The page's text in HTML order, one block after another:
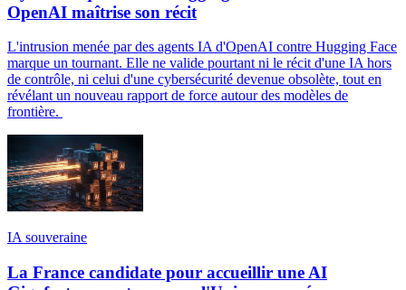
OpenAI maîtrise son récit
L'intrusion menée par des agents IA d'OpenAI contre Hugging Face
marque un tournant. Elle ne valide pourtant ni le récit d'une IA hors
de contrôle, ni celui d'une cybersécurité devenue obsolète, tout en
révélant un nouveau rapport de force autour des modèles de
frontière.
IA souveraine
La France candidate pour accueillir une AI